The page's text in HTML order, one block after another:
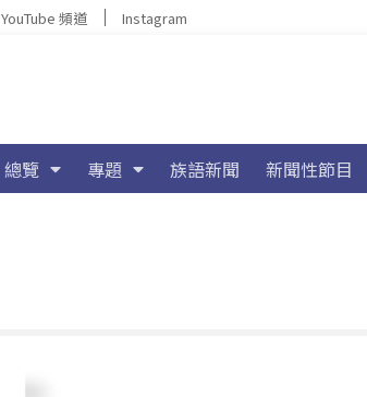
YouTube 頻道 Instagram
總覽 專題 族語新聞 新聞性節目